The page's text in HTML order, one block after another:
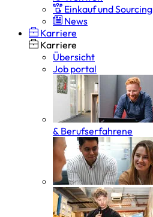
Einkauf und Sourcing
News
Karriere
Karriere
Übersicht
Job portal
& Berufserfahrene